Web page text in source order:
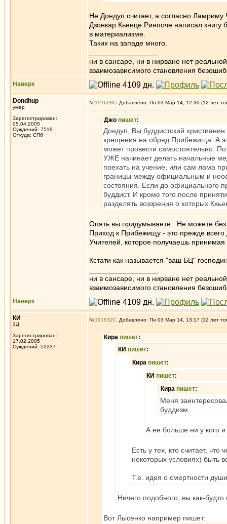
Не Дондуп считает, а согласно
Дзонкар Кьенце Ринпоче написал
в материализме.
Таких на западе много.
ни в сансаре, ни в нирване нет
взаимозависимого становления
Наверх
Dondhup
умер
Зарегистрирован:
05.04.2005
Суждений: 7519
Откуда: СПб
№191628 Добавлено: Пн 03 Мар 14, 12:30 (12 лет
Джо пишет:
Дондуп, Вы буддистский
крещения на обряд Прибежища. А
может провести самостоятельно.
УЖЕ начинает делать начальные
поехать на учение, или сам лама
границы между официальным и
состояния. Если до официального
буддист. И кроме того после
разделять воззрения о которых
Опять вы придумываете. Не можете без
Приход к Прибежищу - это прежде всего
Учителей, которое получаешь
Кстати как называется "ваш БЦ"
ни в сансаре, ни в нирване нет
взаимозависимого становления
Наверх
КИ
3Д
Зарегистрирован:
17.02.2005
Суждений: 52237
№191632 Добавлено: Пн 03 Мар 14, 13:17 (12 лет
Кира пишет:
КИ пишет:
Кира пишет:
КИ пишет:
Кира пишет:
Меня
буддизм.
А ее больше ни у кого и
Есть у тех, кто считает,
некоторых условиях) быть
Т.е. идея о смертности
Ничего подобного, вы как-
Вот Лысенко например пишет: